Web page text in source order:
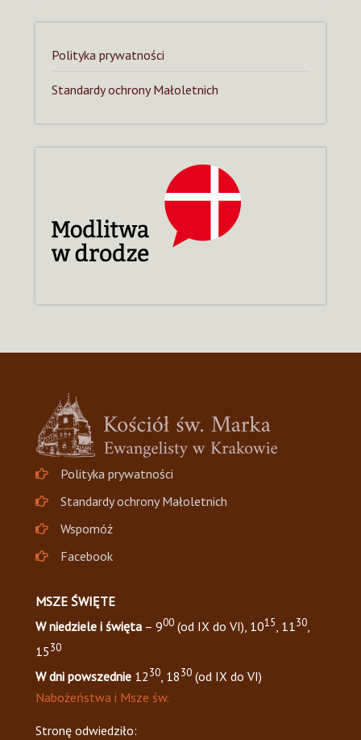
Polityka prywatności
Standardy ochrony Małoletnich
Polityka prywatności
Standardy ochrony Małoletnich
Wspomóż
Facebook
MSZE ŚWIĘTE
W niedziele i święta – 900 (od IX do VI), 1015 , 1130
1530
W dni powszednie 1230, 1830 (od IX do VI)
Nabożeństwa i Msze św.
Stronę odwiedziło: